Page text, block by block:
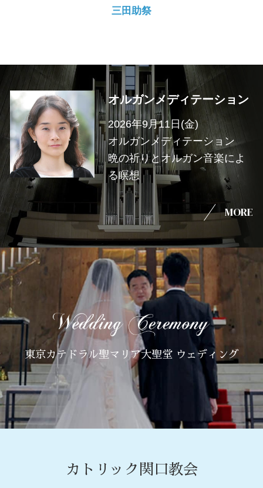
三田助祭
オルガンメディテーション
2026年9月11日(金)
オルガンメディテーション
晩の祈りとオルガン音楽によ
る瞑想
MORE
東京カテドラル聖マリア大聖堂 ウェディング
カトリック関口教会